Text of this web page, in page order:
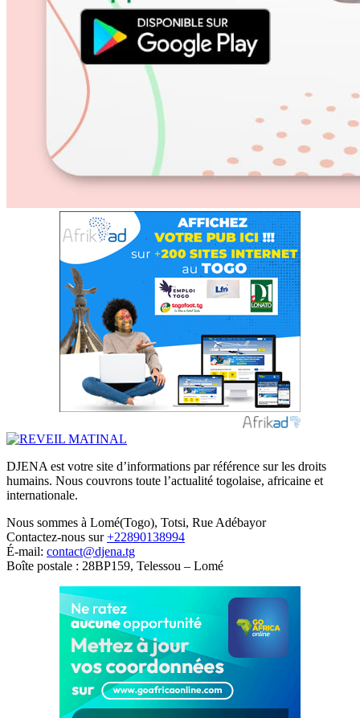
DJENA est votre site d’informations par référence sur les droits
humains. Nous couvrons toute l’actualité togolaise, africaine et
internationale.
Nous sommes à Lomé(Togo), Totsi, Rue Adébayor
Contactez-nous sur+22890138994
É-mail: contact@djena.tg
Boîte postale : 28BP159, Telessou – Lomé